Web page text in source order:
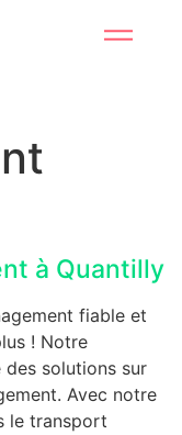
à Quantilly
fiable et
! Notre
solutions sur
Avec notre
le transport